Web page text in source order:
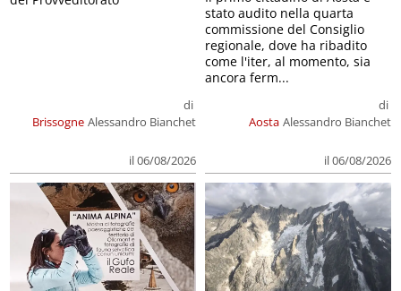
Brissogne
di
Alessandro Bianchet
il 06/08/2026
Aosta
di
Alessandro Bianchet
il 06/08/2026
stato audito nella quarta
commissione del Consiglio
regionale, dove ha ribadito
come l'iter, al momento, sia
ancora ferm...